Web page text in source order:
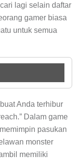
lagi selain daftar
gamer biasa
untuk semua
Anda terhibur
Dalam game
pasukan
monster
memiliki